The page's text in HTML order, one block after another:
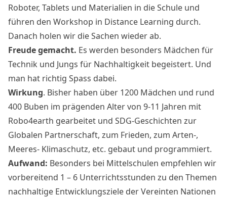
Roboter, Tablets und Materialien in die Schule und
führen den Workshop in Distance Learning durch.
Danach holen wir die Sachen wieder ab.
Freude gemacht. Es werden besonders Mädchen für
Technik und Jungs für Nachhaltigkeit begeistert. Und
man hat richtig Spass dabei.
Wirkung. Bisher haben über 1200 Mädchen und rund
400 Buben im prägenden Alter von 9-11 Jahren mit
Robo4earth gearbeitet und SDG-Geschichten zur
Globalen Partnerschaft, zum Frieden, zum Arten-,
Meeres- Klimaschutz, etc. gebaut und programmiert.
Aufwand: Besonders bei Mittelschulen empfehlen wir
vorbereitend 1 – 6 Unterrichtsstunden zu den Themen
nachhaltige Entwicklungsziele der Vereinten Nationen